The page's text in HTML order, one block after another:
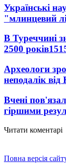
Українські
"млинцевий
В Туреччині
2500 років
Археологи
неподалік від
Вчені
гіршими
Читати коментарі
Повна версія